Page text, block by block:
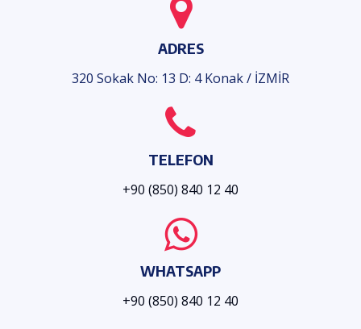
ADRES
320 Sokak No: 13 D: 4 Konak / İZMİR
TELEFON
+90 (850) 840 12 40
WHATSAPP
+90 (850) 840 12 40